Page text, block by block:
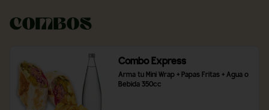
Combos
Combo Express
Arma tu Mini Wrap + Papas Fritas + Agua o
Bebida 350cc